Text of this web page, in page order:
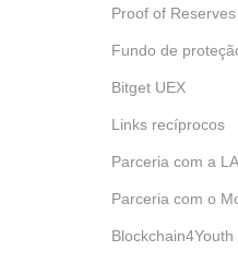
Proof of Reserves
Fundo de
Bitget UEX
Links recíprocos
Parceria com a
Parceria com o
Blockchain4Youth